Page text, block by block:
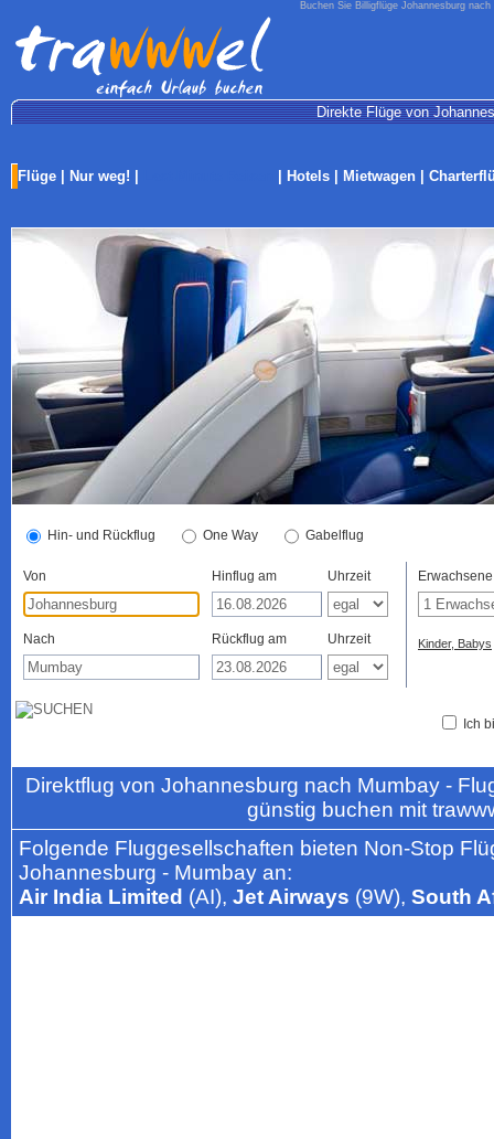
Buchen Sie Billigflüge Johannesburg
Direkte Flüge von
Flüge Nur weg! Hotels Mietwagen
Hin- und Rückflug One Way Gabelflug
Von Hinflug am Uhrzeit
Nach Rückflug am Uhrzeit
Erwachsene
Kinder, Babys
Ich
Direktflug von Johannesburg nach Mumbay -
günstig buchen mit
Folgende Fluggesellschaften bieten Non-Stop
Johannesburg - Mumbay an:
Air India Limited (AI), Jet Airways (9W), South